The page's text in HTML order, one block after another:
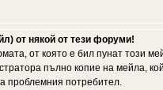
от някой от тези форуми!
от която е бил пунат този
пълно копие на мейла,
проблемния потребител.